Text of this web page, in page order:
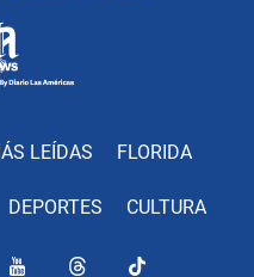
LEÍDAS FLORIDA
DEPORTES CULTURA